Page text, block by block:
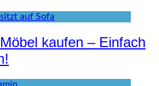
kaufen – Einfach